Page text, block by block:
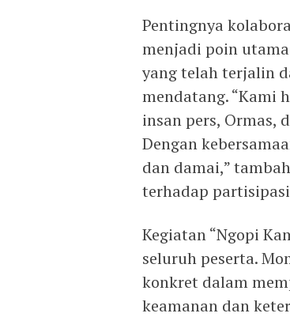
Pentingnya
menjadi poin
yang telah terjalin
mendatang. “Kami
insan pers, Ormas,
Dengan
dan damai,”
terhadap
Kegiatan “Ngopi
seluruh peserta.
konkret dalam
keamanan dan